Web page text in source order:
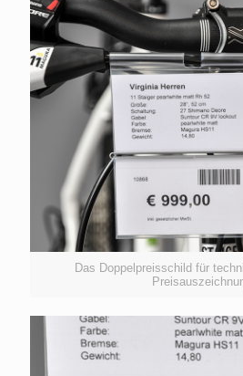
Das Doppelpreisschild für